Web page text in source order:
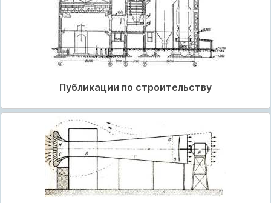
Публикации по строительству